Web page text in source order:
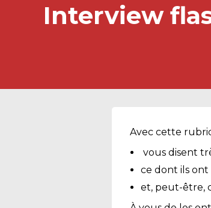
Interview
Avec cette
vous disent
ce dont ils
et, peut-être,